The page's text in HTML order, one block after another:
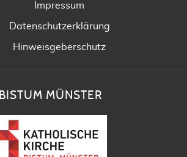
Impressum
Datenschutzerklärung
Hinweisgeberschutz
BISTUM MÜNSTER